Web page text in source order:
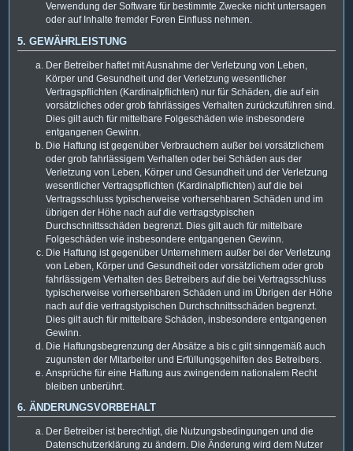
Verwendung der Software für bestimmte Zwecke nicht untersagen
oder auf Inhalte fremder Foren Einfluss nehmen.
5. GEWÄHRLEISTUNG
Der Betreiber haftet mit Ausnahme der Verletzung von Leben,
Körper und Gesundheit und der Verletzung wesentlicher
Vertragspflichten (Kardinalpflichten) nur für Schäden, die auf ein
vorsätzliches oder grob fahrlässiges Verhalten zurückzuführen sind.
Dies gilt auch für mittelbare Folgeschäden wie insbesondere
entgangenen Gewinn.
Die Haftung ist gegenüber Verbrauchern außer bei vorsätzlichem
oder grob fahrlässigem Verhalten oder bei Schäden aus der
Verletzung von Leben, Körper und Gesundheit und der Verletzung
wesentlicher Vertragspflichten (Kardinalpflichten) auf die bei
Vertragsschluss typischerweise vorhersehbaren Schäden und im
übrigen der Höhe nach auf die vertragstypischen
Durchschnittsschäden begrenzt. Dies gilt auch für mittelbare
Folgeschäden wie insbesondere entgangenen Gewinn.
Die Haftung ist gegenüber Unternehmern außer bei der Verletzung
von Leben, Körper und Gesundheit oder vorsätzlichem oder grob
fahrlässigem Verhalten des Betreibers auf die bei Vertragsschluss
typischerweise vorhersehbaren Schäden und im Übrigen der Höhe
nach auf die vertragstypischen Durchschnittsschäden begrenzt.
Dies gilt auch für mittelbare Schäden, insbesondere entgangenen
Gewinn.
Die Haftungsbegrenzung der Absätze a bis c gilt sinngemäß auch
zugunsten der Mitarbeiter und Erfüllungsgehilfen des Betreibers.
Ansprüche für eine Haftung aus zwingendem nationalem Recht
bleiben unberührt.
6. ÄNDERUNGSVORBEHALT
Der Betreiber ist berechtigt, die Nutzungsbedingungen und die
Datenschutzerklärung zu ändern. Die Änderung wird dem Nutzer